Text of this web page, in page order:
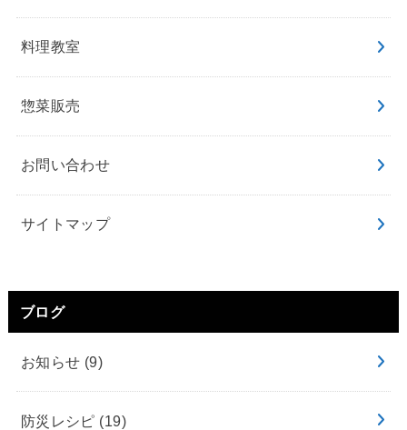
料理教室
惣菜販売
お問い合わせ
サイトマップ
ブログ
お知らせ (9)
防災レシピ (19)